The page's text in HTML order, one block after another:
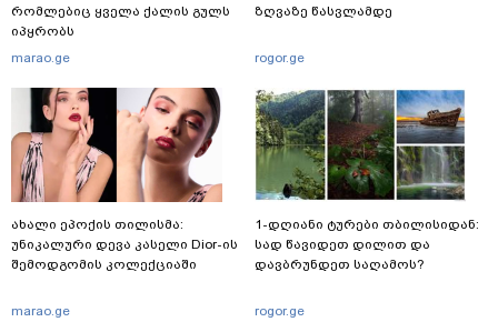
რომლებიც ყველა ქალის გულს
იპყრობს
marao.ge
ახალი ეპოქის თილისმა:
უნიკალური დევა კასელი Dior-ის
შემოდგომის კოლექციაში
marao.ge
ზღვაზე წასვლამდე
rogor.ge
1-დღიანი ტურები თბილისიდან:
სად წავიდეთ დილით და
დავბრუნდეთ საღამოს?
rogor.ge